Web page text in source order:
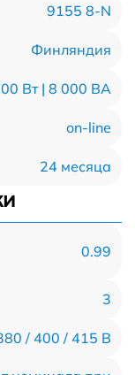
9155 8-N
Финляндия
Вт | 8 000 ВА
on-line
24 месяца
0.99
3
/ 400 / 415 B